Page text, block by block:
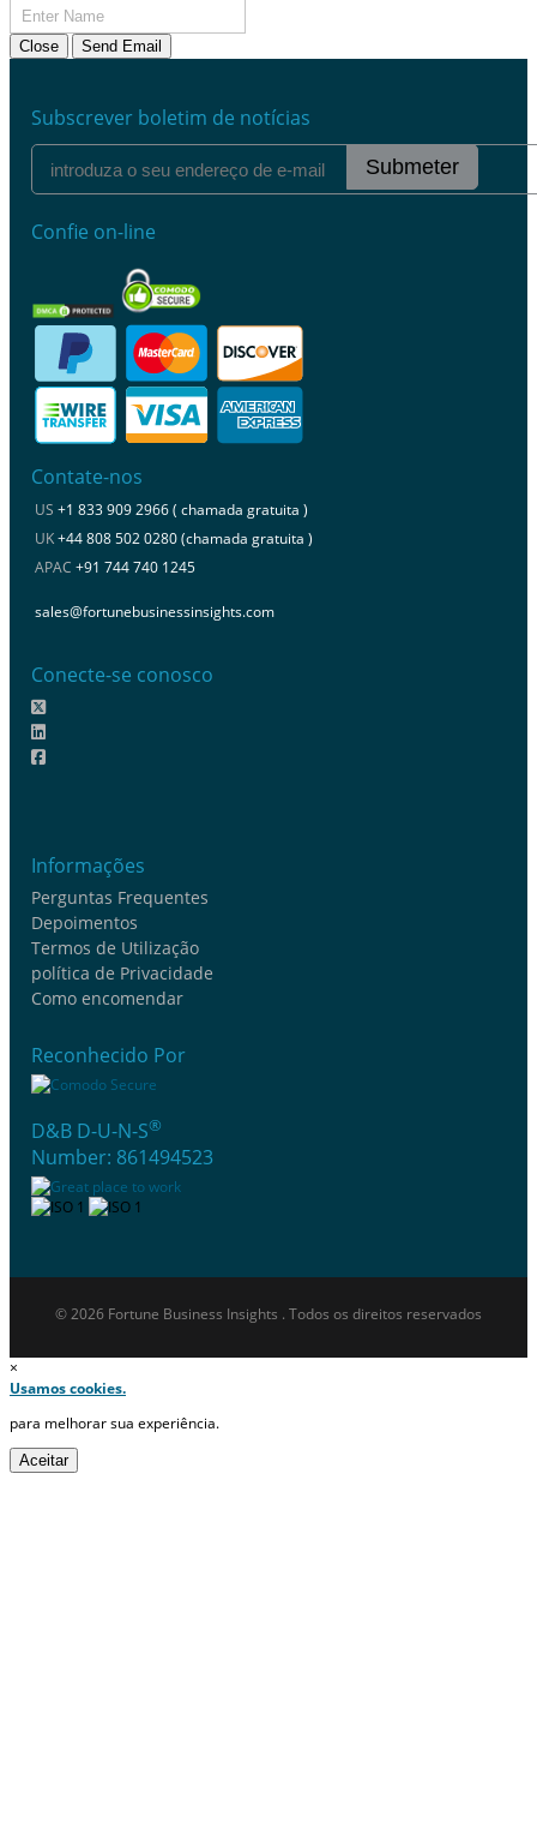
Close Send Email
Subscrever boletim de notícias
Submeter
Confie on-line
Contate-nos
US +1 833 909 2966 ( chamada gratuita )
UK+44 808 502 0280 (chamada gratuita )
APAC +91 744 740 1245
sales@fortunebusinessinsights.com
Conecte-se conosco
Informações
Perguntas Frequentes
Depoimentos
Termos de Utilização
política de Privacidade
Como encomendar
Reconhecido Por
D&B D-U-N-S®
Number: 861494523
© 2026 Fortune Business Insights . Todos os direitos reservados
×
Usamos cookies.
para melhorar sua experiência.
Aceitar